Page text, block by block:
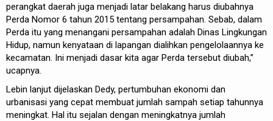
perangkat daerah juga menjadi latar belakang harus diubahnya
Perda Nomor 6 tahun 2015 tentang persampahan. Sebab, dalam
Perda itu yang menangani persampahan adalah Dinas Lingkungan
Hidup, namun kenyataan di lapangan dialihkan pengelolaannya ke
kecamatan. Ini menjadi dasar kita agar Perda tersebut diubah,”
ucapnya.
Lebin lanjut dijelaskan Dedy, pertumbuhan ekonomi dan
urbanisasi yang cepat membuat jumlah sampah setiap tahunnya
meningkat. Hal itu sejalan dengan meningkatnya jumlah